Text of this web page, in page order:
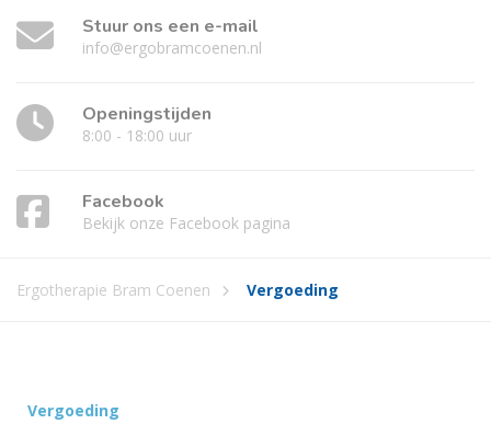
Stuur ons een e-mail
info@ergobramcoenen.nl
Openingstijden
8:00 - 18:00 uur
Facebook
Bekijk onze Facebook pagina
Ergotherapie Bram Coenen Vergoeding
Vergoeding